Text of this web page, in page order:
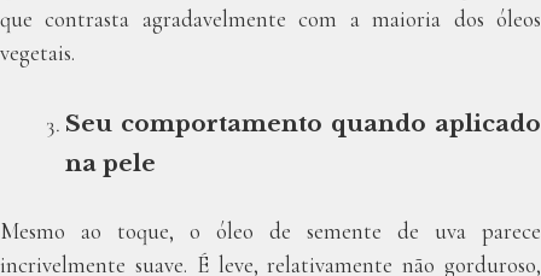
que contrasta agradavelmente com a maioria dos óleos
vegetais.
Seu comportamento quando aplicado
na pele
Mesmo ao toque, o óleo de semente de uva parece
incrivelmente suave. É leve, relativamente não gorduroso,